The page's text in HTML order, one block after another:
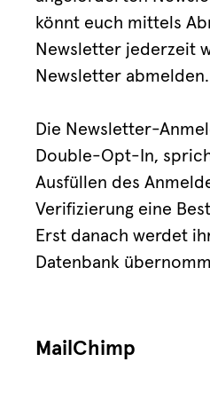
könnt euch mittels
Newsletter jederzeit
Newsletter abmelden.
Die Newsletter-
Double-Opt-In,
Ausfüllen des
Verifizierung eine
Erst danach werdet
Datenbank
MailChimp